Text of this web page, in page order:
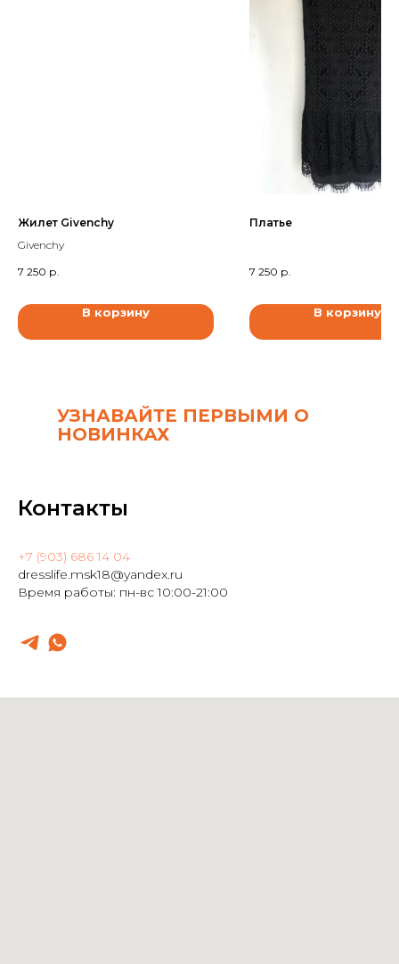
Жилет Givenchy
Givenchy
7 250 р.
В корзину
Платье
7 250 р.
В корзину
УЗНАВАЙТЕ ПЕРВЫМИ О
НОВИНКАХ
Контакты
+7 (903) 686 14 04
dresslife.msk18@yandex.ru
Время работы: пн-вс 10:00-21:00